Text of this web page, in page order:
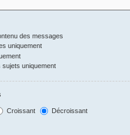
des messages
uniquement
sujets uniquement
Croissant Décroissant